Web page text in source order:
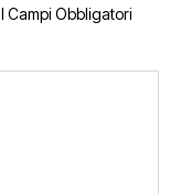
I Campi Obbligatori